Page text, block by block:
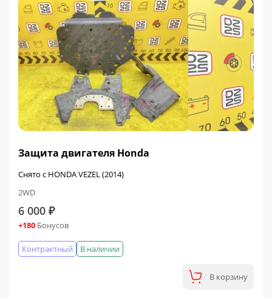
Защита двигателя Honda
Снято с HONDA VEZEL (2014)
2WD
6 000 ₽
+180 Бонусов
В наличии
Контрактный
В корзину